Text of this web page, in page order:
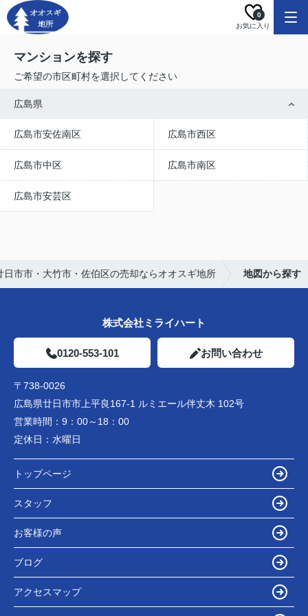
お気に入り
0
マンションを探す
ご希望の市区町村を選択してください
広島県
広島市安佐南区 広島市西区
広島市中区 広島市南区
広島市安芸区
日市市・大竹市・佐伯区の売却ならオオスギ地所 地図から探す
株式会社ミライハート
0120-553-101 お問い合わせ
〒738-0026
広島県廿日市市上平良167-1 ルミエール伴丈木 102号
営業時間： 9：00～18：00
定休日： 水曜日
トップページ
スタッフ
お客様の声
ブログ
アクセスマップ